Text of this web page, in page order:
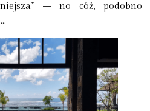
– no cóż, podobno